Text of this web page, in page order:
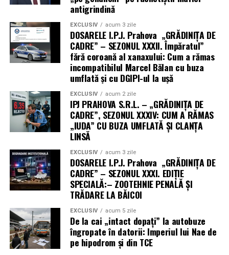
Cetățeanul plătește factura – la propriu, la curent și la
figurat, la încredere.
Noi vom continua să aprindem lumina acolo unde alții
trag cablul pe ascuns.
Vom reveni luni, în ediția „GRĂDINIȚA DE CADRE”,
SEZONUL XXXVII, cu noi dezvăluiri despre
„competența” acestor împuterniciți, ca să vedeți
adevărata față hâtră a IPJ PRAHOVA S.R.L. – nu ratați
ediția de luni, că nici nu știți ce pierdeți! (Cristina T.).
antigrindină
EXCLUSIV acum 3 zile
DOSARELE I.P.J. Prahova „GRĂDINIȚA DE
CADRE” – SEZONUL XXXII. Împăratul”
fără coroană al xanaxului: Cum a rămas
incompatibilul Marcel Bălan cu buza
umflată și cu DGIPI-ul la ușă
EXCLUSIV acum 2 zile
IPJ PRAHOVA S.R.L. – „GRĂDINIȚA DE
CADRE”, SEZONUL XXXIV: CUM A RĂMAS
„IUDA” CU BUZA UMFLATĂ ȘI CLANȚA
LINSĂ
EXCLUSIV acum 3 zile
DOSARELE I.P.J. Prahova „GRĂDINIȚA DE
CADRE” – SEZONUL XXXI. EDIȚIE
SPECIALĂ:– ZOOTEHNIE PENALĂ ȘI
TRĂDARE LA BĂICOI
EXCLUSIV acum 5 zile
De la cai „intact dopați” la autobuze
îngropate în datorii: Imperiul lui Nae de
pe hipodrom și din TCE